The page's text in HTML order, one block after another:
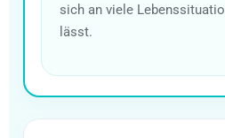
sich an viele
lässt.